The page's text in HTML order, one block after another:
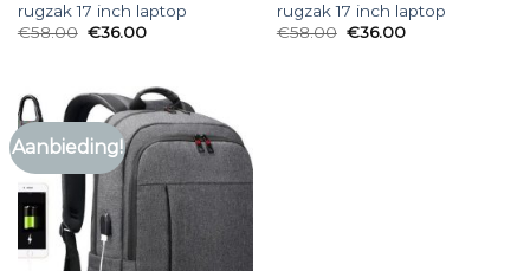
rugzak 17 inch laptop
€58.00 €36.00
rugzak 17 inch laptop
€58.00 €36.00
Aanbieding!